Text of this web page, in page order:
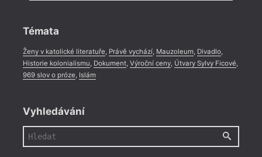
Témata
Ženy v katolické literatuře, Právě vychází, Mauzoleum, Divadlo,
Historie kolonialismu, Dokument, Výroční ceny, Útvary Sylvy Ficové,
969 slov o próze, Islám
Vyhledávání